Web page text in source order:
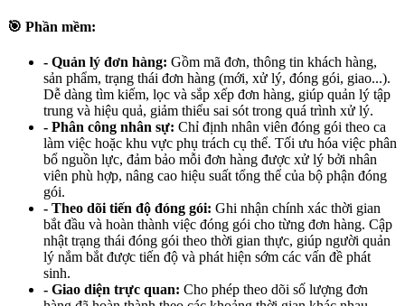
🎯 Phần mềm:
- Quản lý đơn hàng: Gồm mã đơn, thông tin khách hàng,
sản phẩm, trạng thái đơn hàng (mới, xử lý, đóng gói, giao...).
Dễ dàng tìm kiếm, lọc và sắp xếp đơn hàng, giúp quản lý tập
trung và hiệu quả, giảm thiểu sai sót trong quá trình xử lý.
- Phân công nhân sự: Chỉ định nhân viên đóng gói theo ca
làm việc hoặc khu vực phụ trách cụ thể. Tối ưu hóa việc phân
bổ nguồn lực, đảm bảo mỗi đơn hàng được xử lý bởi nhân
viên phù hợp, nâng cao hiệu suất tổng thể của bộ phận đóng
gói.
- Theo dõi tiến độ đóng gói: Ghi nhận chính xác thời gian
bắt đầu và hoàn thành việc đóng gói cho từng đơn hàng. Cập
nhật trạng thái đóng gói theo thời gian thực, giúp người quản
lý nắm bắt được tiến độ và phát hiện sớm các vấn đề phát
sinh.
- Giao diện trực quan: Cho phép theo dõi số lượng đơn